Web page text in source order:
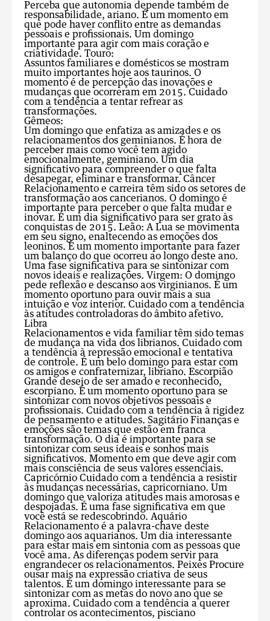
Perceba que autonomia depende também de
responsabilidade, ariano. É um momento em
que pode haver conflito entre as demandas
pessoais e profissionais. Um domingo
importante para agir com mais coração e
criatividade. Touro:
Assuntos familiares e domésticos se mostram
muito importantes hoje aos taurinos. O
momento é de percepção das inovações e
mudanças que ocorreram em 2015. Cuidado
com a tendência a tentar refrear as
transformações.
Gêmeos:
Um domingo que enfatiza as amizades e os
relacionamentos dos geminianos. É hora de
perceber mais como você tem agido
emocionalmente, geminiano. Um dia
significativo para compreender o que falta
desapegar, eliminar e transformar. Câncer
Relacionamento e carreira têm sido os setores de
transformação aos cancerianos. O domingo é
importante para perceber o que falta mudar e
inovar. É um dia significativo para ser grato às
conquistas de 2015.
Leão: A Lua se movimenta
em seu signo, enaltecendo as emoções dos
leoninos. É um momento importante para fazer
um balanço do que ocorreu ao longo deste ano.
Uma fase significativa para se sintonizar com
novos ideais e realizações. Virgem: O domingo
pede reflexão e descanso aos virginianos. É um
momento oportuno para ouvir mais a sua
intuição e voz interior. Cuidado com a tendência
às atitudes controladoras do âmbito afetivo.
Libra
Relacionamentos e vida familiar têm sido temas
de mudança na vida dos librianos. Cuidado com
a tendência à repressão emocional e tentativa
de controle. É um belo domingo para estar com
os amigos e confraternizar, libriano. Escorpião
Grande desejo de ser amado e reconhecido,
escorpiano. É um momento oportuno para se
sintonizar com novos objetivos pessoais e
profissionais. Cuidado com a tendência à rigidez
de pensamento e atitudes. Sagitário Finanças e
emoções são temas que estão em franca
transformação. O dia é importante para se
sintonizar com seus ideais e sonhos mais
significativos. Momento em que deve agir com
mais consciência de seus valores essenciais.
Capricórnio Cuidado com a tendência a resistir
às mudanças necessárias, capricorniano. Um
domingo que valoriza atitudes mais amorosas e
despojadas. É uma fase significativa em que
você está se redescobrindo. Aquário
Relacionamento é a palavra-chave deste
domingo aos aquarianos. Um dia interessante
para estar mais em sintonia com as pessoas que
você ama. As diferenças podem servir para
engrandecer os relacionamentos. Peixes Procure
ousar mais na expressão criativa de seus
talentos. É um domingo interessante para se
sintonizar com as metas do novo ano que se
aproxima. Cuidado com a tendência a querer
controlar os acontecimentos, pisciano